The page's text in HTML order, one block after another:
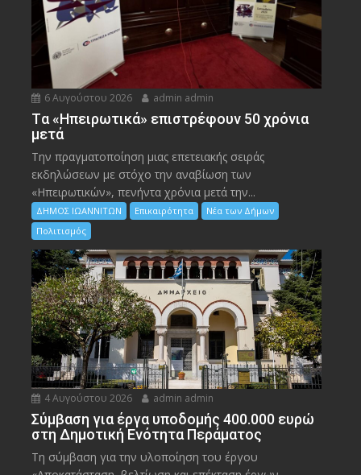
6 Αυγούστου 2026 admin admin
Tα «Ηπειρωτικά» επιστρέφουν 50 χρόνια
μετά
Την πραγματοποίηση μιας επετειακής σειράς
εκδηλώσεων με στόχο την αναβίωση των
«Ηπειρωτικών», πενήντα χρόνια μετά την...
ΔΗΜΟΣ ΙΩΑΝΝΙΤΩΝ Επικαιρότητα
Νέα των Δήμων
Πολιτισμός
4 Αυγούστου 2026 admin admin
Σύμβαση για έργα υποδομής 400.000 ευρώ
στη Δημοτική Ενότητα Περάματος
Τη σύμβαση για την υλοποίηση του έργου